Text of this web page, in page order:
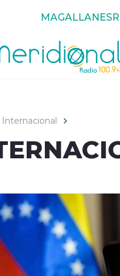
MAGALLANES
Internacional